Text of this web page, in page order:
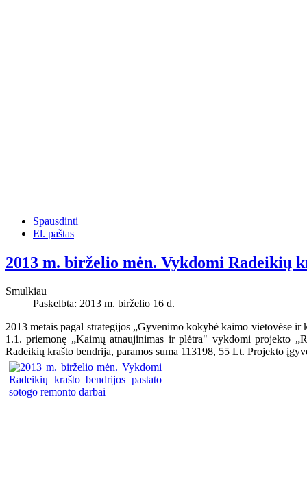
Spausdinti
El. paštas
2013 m. birželio mėn. Vykdomi Radeikių
Smulkiau
Paskelbta: 2013 m. birželio 16 d.
2013 metais pagal strategijos „Gyvenimo kokybė kaimo vietovėse
1.1. priemonę „Kaimų atnaujinimas ir plėtra" vykdomi projekto
Radeikių krašto bendrija, paramos suma 113198, 55 Lt. Projekto